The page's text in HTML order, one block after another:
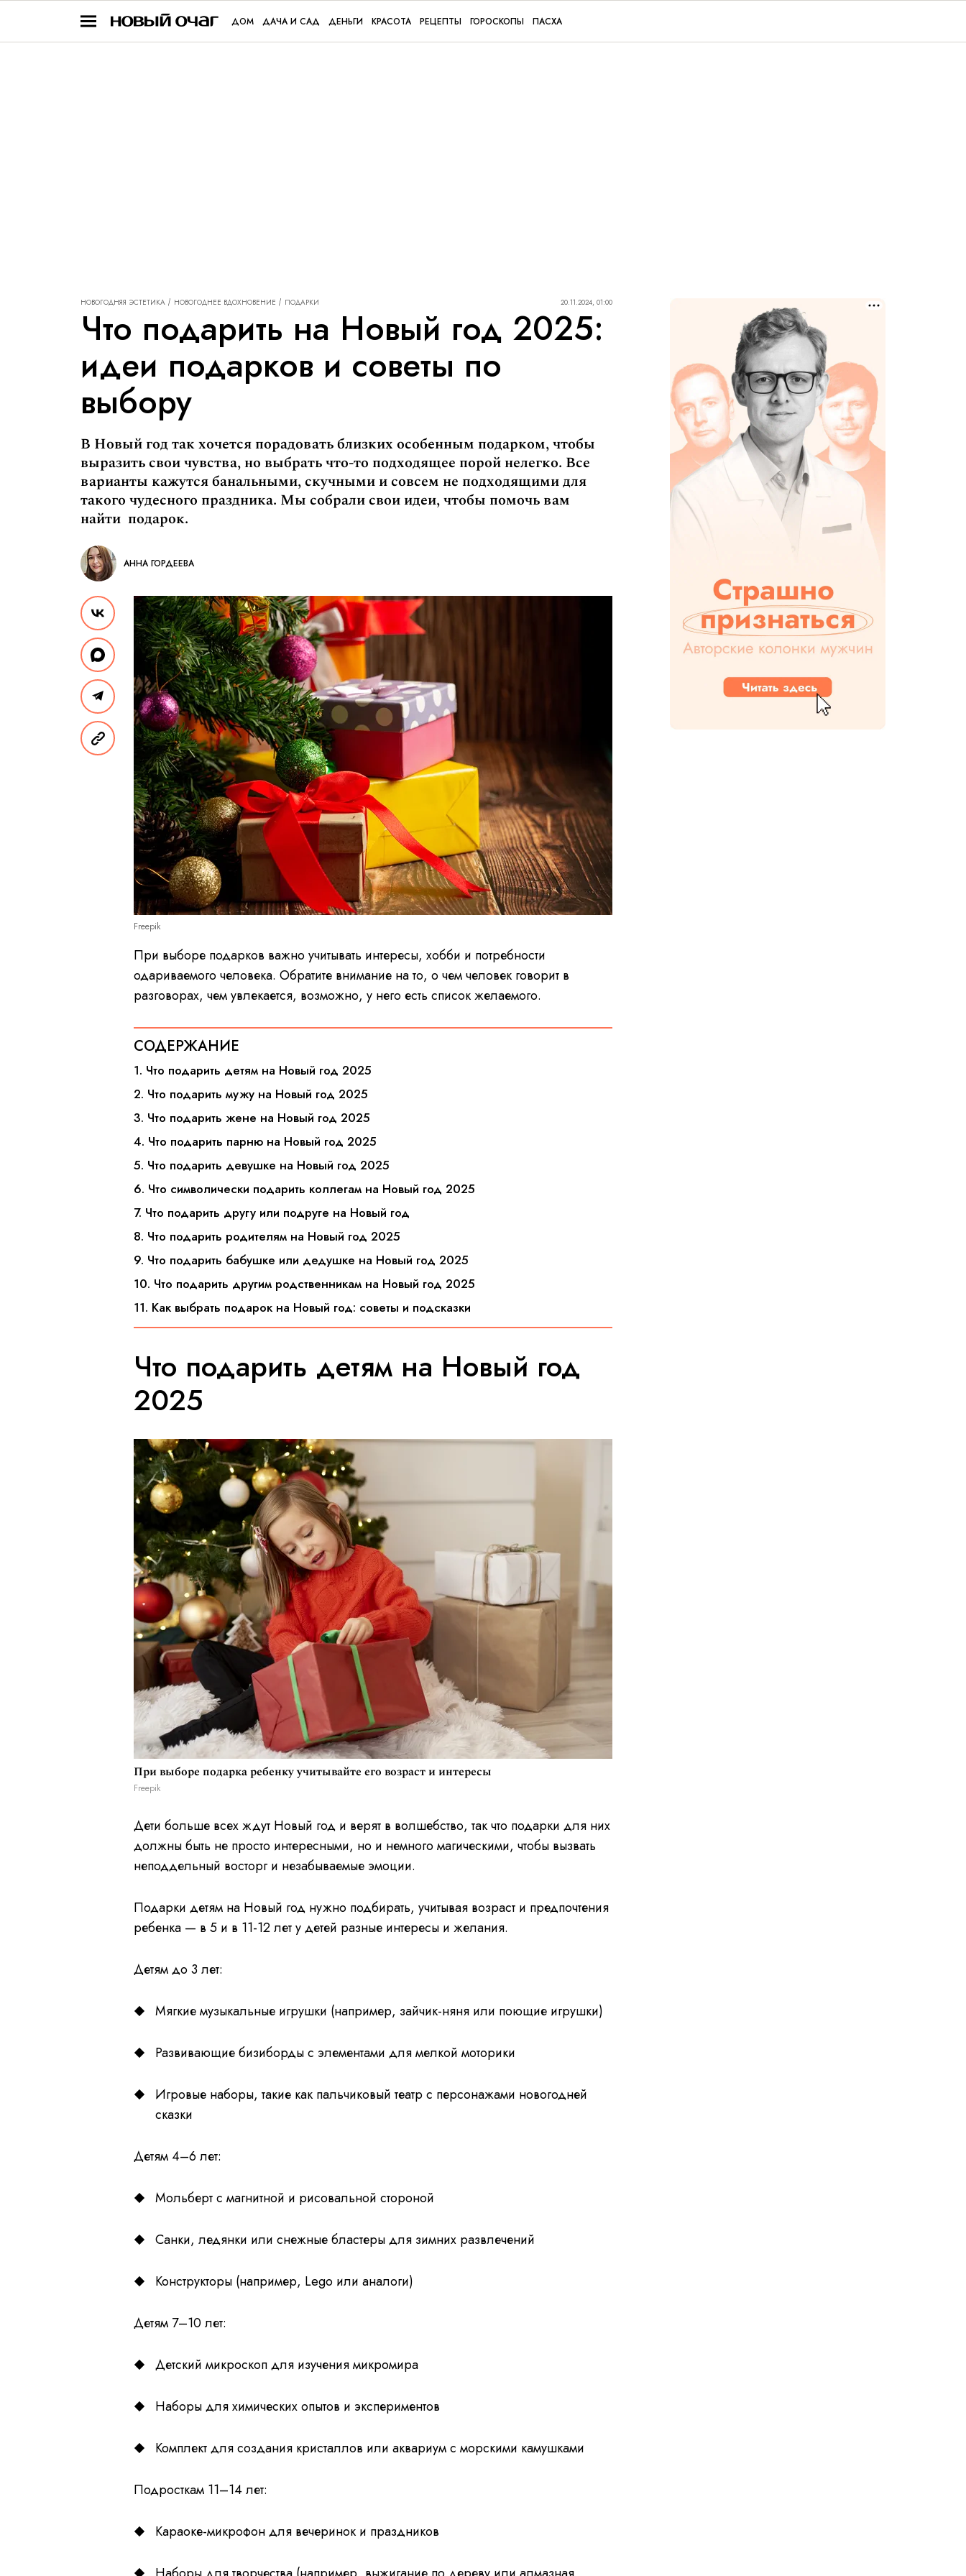
ДОМ ДАЧА И САД ДЕНЬГИ КРАСОТА РЕЦЕПТЫ ГОРОСКОПЫ ПАСХА
НОВОГОДНЯЯ ЭСТЕТИКА НОВОГОДНЕЕ ВДОХНОВЕНИЕ ПОДАРКИ 20.11.2024, 01:00
Что подарить на Новый год 2025:
идеи подарков и советы по
выбору
В Новый год так хочется порадовать близких особенным подарком, чтобы
выразить свои чувства, но выбрать что-то подходящее порой нелегко. Все
варианты кажутся банальными, скучными и совсем не подходящими для
такого чудесного праздника. Мы собрали свои идеи, чтобы помочь вам
найти подарок.
АННА ГОРДЕЕВА
Freepik
При выборе подарков важно учитывать интересы, хобби и потребности
одариваемого человека. Обратите внимание на то, о чем человек говорит в
разговорах, чем увлекается, возможно, у него есть список желаемого.
СОДЕРЖАНИЕ
1. Что подарить детям на Новый год 2025
2. Что подарить мужу на Новый год 2025
3. Что подарить жене на Новый год 2025
4. Что подарить парню на Новый год 2025
5. Что подарить девушке на Новый год 2025
6. Что символически подарить коллегам на Новый год 2025
7. Что подарить другу или подруге на Новый год
8. Что подарить родителям на Новый год 2025
9. Что подарить бабушке или дедушке на Новый год 2025
10. Что подарить другим родственникам на Новый год 2025
11. Как выбрать подарок на Новый год: советы и подсказки
Что подарить детям на Новый год
2025
При выборе подарка ребенку учитывайте его возраст и интересы
Freepik
Дети больше всех ждут Новый год и верят в волшебство, так что подарки для них
должны быть не просто интересными, но и немного магическими, чтобы вызвать
неподдельный восторг и незабываемые эмоции.
Подарки детям на Новый год нужно подбирать, учитывая возраст и предпочтения
ребенка — в 5 и в 11-12 лет у детей разные интересы и желания.
Детям до 3 лет:
Мягкие музыкальные игрушки (например, зайчик-няня или поющие игрушки)
Развивающие бизиборды с элементами для мелкой моторики
Игровые наборы, такие как пальчиковый театр с персонажами новогодней
сказки
Детям 4–6 лет:
Мольберт с магнитной и рисовальной стороной
Санки, ледянки или снежные бластеры для зимних развлечений
Конструкторы (например, Lego или аналоги)
Детям 7–10 лет:
Детский микроскоп для изучения микромира
Наборы для химических опытов и экспериментов
Комплект для создания кристаллов или аквариум с морскими камушками
Подросткам 11–14 лет:
Караоке-микрофон для вечеринок и праздников